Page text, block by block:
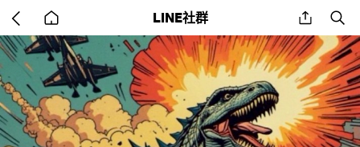
back
to
home
LINE社群 share